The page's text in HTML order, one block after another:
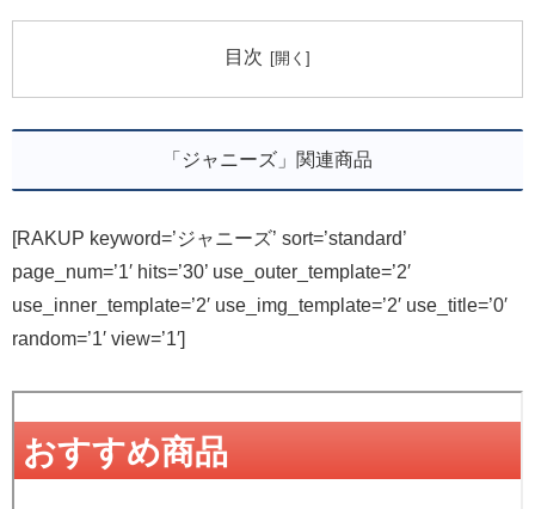
目次
「ジャニーズ」関連商品
[RAKUP keyword=’ジャニーズ’ sort=’standard’
page_num=’1′ hits=’30’ use_outer_template=’2′
use_inner_template=’2′ use_img_template=’2′ use_title=’0′
random=’1′ view=’1′]